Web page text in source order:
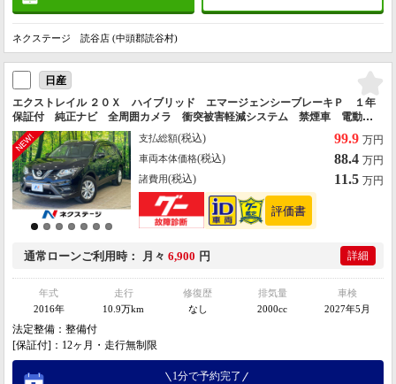
ネクステージ 読谷店 (中頭郡読谷村)
日産
エクストレイル ２０Ｘ ハイブリッド エマージェンシーブレーキＰ １年
保証付 純正ナビ 全周囲カメラ 衝突被害軽減システム 禁煙車 電動リ
アゲート 撥水シート ドラレコ スマートキー ＨＩＤヘッド ビルトイ
ンＥＴＣ クルコン 純正１７インチアルミ オートライト
支払総額(税込) 99.9 万円
車両本体価格(税込) 88.4 万円
諸費用(税込) 11.5 万円
通常ローンご利用時 月々 6,900 円 詳細
年式
2016年
走行
10.9万km
修復歴
なし
排気量
2000cc
車検
2027年5月
法定整備：整備付
[保証付]：12ヶ月・走行無制限
1分で予約完了